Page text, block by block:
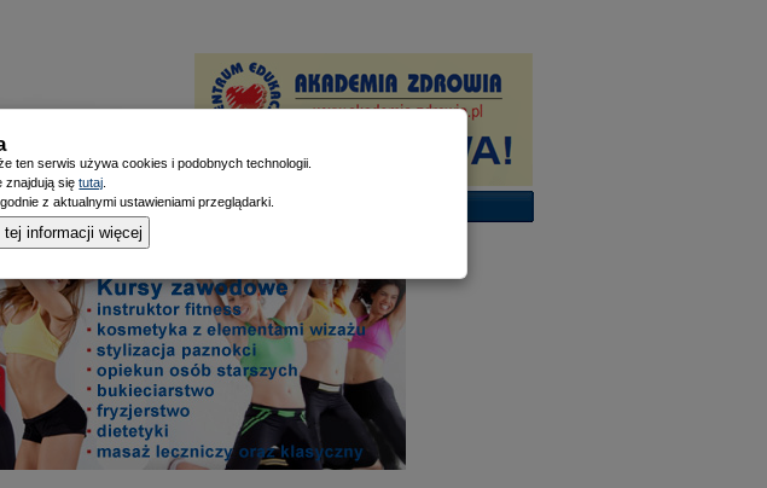
|Doniesienia Listonosza
ten serwis używa cookies i podobnych technologii.
znajdują siętutaj
z aktualnymi ustawieniami przeglądarki.
informacji więcej